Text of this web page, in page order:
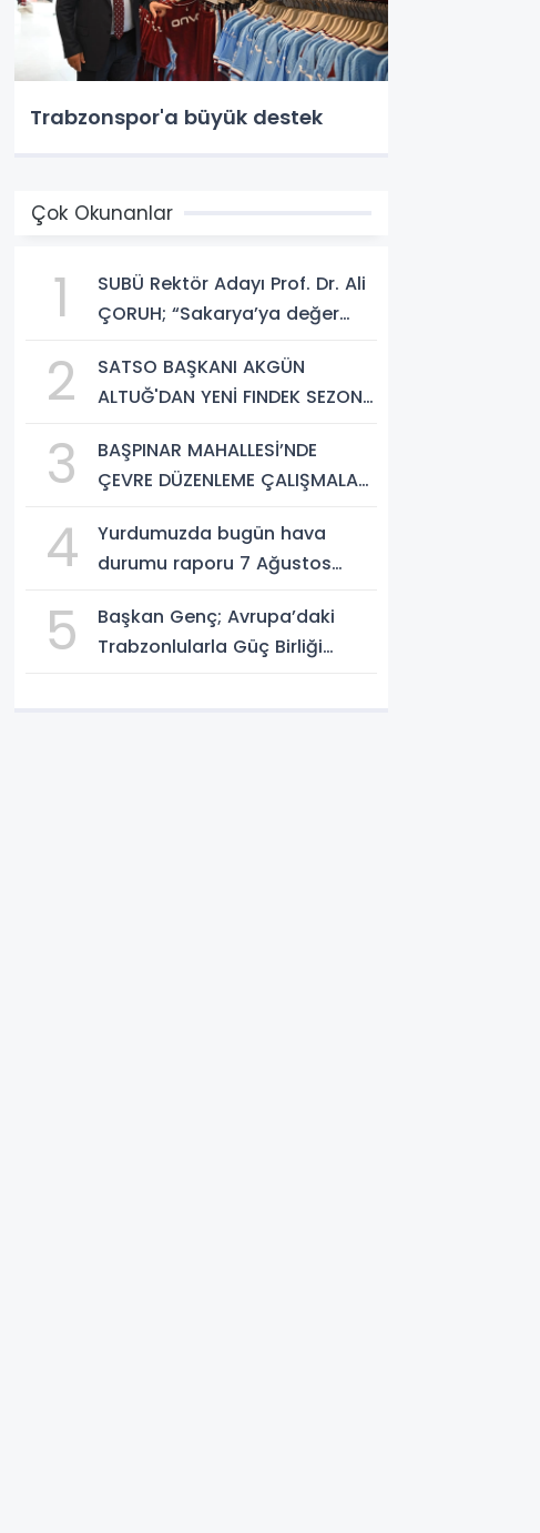
Trabzonspor'a büyük destek
Çok Okunanlar
1
SUBÜ Rektör Adayı Prof. Dr. Ali
ÇORUH; “Sakarya’ya değer
etmek istiyorum”
2
SATSO BAŞKANI AKGÜN
ALTUĞ'DAN YENİ FINDEK SEZONU
3
BAŞPINAR MAHALLESİ’NDE
ÇEVRE DÜZENLEME ÇALIŞMALARI
4
Yurdumuzda bugün hava
durumu raporu 7 Ağustos
5
Başkan Genç; Avrupa’daki
Trabzonlularla Güç Birliği